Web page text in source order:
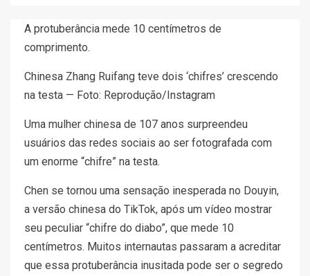
A protuberância mede 10 centímetros de
comprimento.
Chinesa Zhang Ruifang teve dois ‘chifres’ crescendo
na testa — Foto: Reprodução/Instagram
Uma mulher chinesa de 107 anos surpreendeu
usuários das redes sociais ao ser fotografada com
um enorme “chifre” na testa.
Chen se tornou uma sensação inesperada no Douyin,
a versão chinesa do TikTok, após um vídeo mostrar
seu peculiar “chifre do diabo”, que mede 10
centímetros. Muitos internautas passaram a acreditar
que essa protuberância inusitada pode ser o segredo